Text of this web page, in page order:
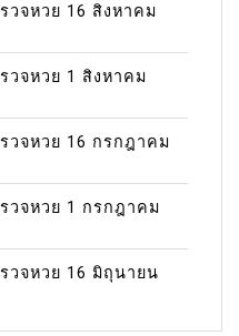
วจหวย 16 สิงหาคม
วจหวย 1 สิงหาคม
วจหวย 16 กรกฎาคม
วจหวย 1 กรกฎาคม
วจหวย 16 มิถุนายน